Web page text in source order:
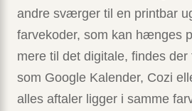
andre sværger til en printbar
farvekoder, som kan hænges
mere til det digitale, findes
som Google Kalender, Cozi
alles aftaler ligger i samme